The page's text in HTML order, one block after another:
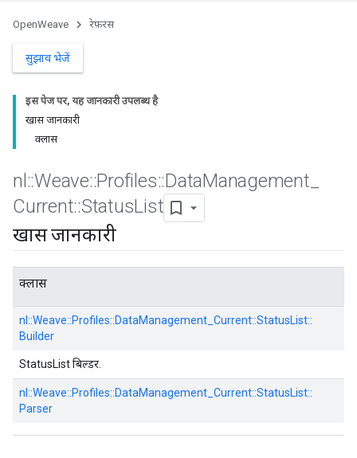
OpenWeave रेफ़रंस
सुझाव भेजें
इस पेज पर, यह जानकारी उपलब्ध है
खास जानकारी
क्लास
nl ::Weave::Profiles::DataManagement
Current::StatusList
खास जानकारी
क्लास
nl::Weave::Profiles::DataManagement_Current::StatusList::
Builder
StatusList बिल्डर.
nl::Weave::Profiles::DataManagement_Current::StatusList::
Parser